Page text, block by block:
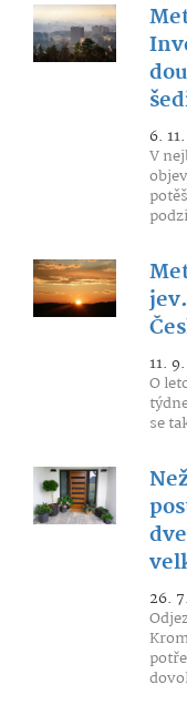
6.
V
11.
O
se
26.